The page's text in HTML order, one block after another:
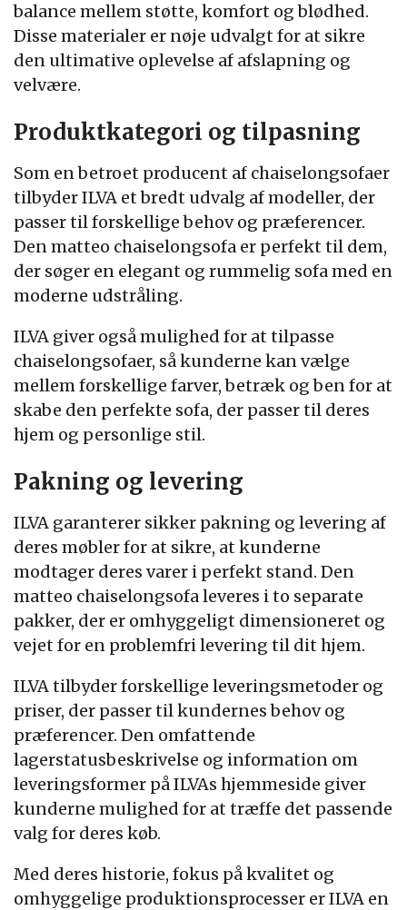
balance mellem støtte, komfort og blødhed.
Disse materialer er nøje udvalgt for at sikre
den ultimative oplevelse af afslapning og
velvære.
Produktkategori og tilpasning
Som en betroet producent af chaiselongsofaer
tilbyder ILVA et bredt udvalg af modeller, der
passer til forskellige behov og præferencer.
Den matteo chaiselongsofa er perfekt til dem,
der søger en elegant og rummelig sofa med en
moderne udstråling.
ILVA giver også mulighed for at tilpasse
chaiselongsofaer, så kunderne kan vælge
mellem forskellige farver, betræk og ben for at
skabe den perfekte sofa, der passer til deres
hjem og personlige stil.
Pakning og levering
ILVA garanterer sikker pakning og levering af
deres møbler for at sikre, at kunderne
modtager deres varer i perfekt stand. Den
matteo chaiselongsofa leveres i to separate
pakker, der er omhyggeligt dimensioneret og
vejet for en problemfri levering til dit hjem.
ILVA tilbyder forskellige leveringsmetoder og
priser, der passer til kundernes behov og
præferencer. Den omfattende
lagerstatusbeskrivelse og information om
leveringsformer på ILVAs hjemmeside giver
kunderne mulighed for at træffe det passende
valg for deres køb.
Med deres historie, fokus på kvalitet og
omhyggelige produktionsprocesser er ILVA en